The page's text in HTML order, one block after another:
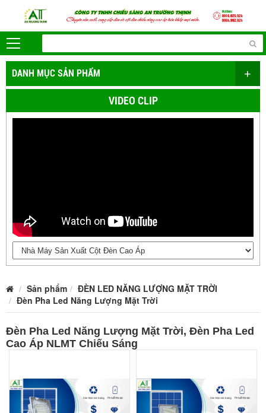
DANH MỤC SẢN PHẨM +
VIDEO CLIP
Sản phẩm
ĐÈN LED NĂNG LƯỢNG MẶT TRỜI
Đèn Pha Led Năng Lượng Mặt Trời
Đèn Pha Led Năng Lượng Mặt Trời, Đèn Pha Led
Cao Áp NLMT Chiếu Sáng